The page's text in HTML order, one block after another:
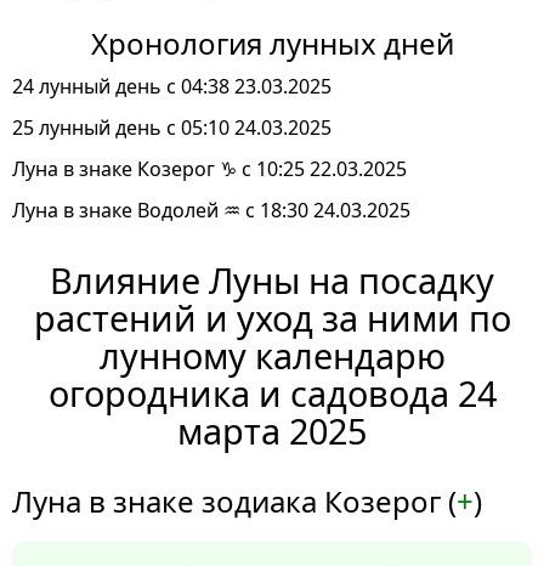
Хронология лунных дней
24 лунный день с 04:38 23.03.2025
25 лунный день с 05:10 24.03.2025
Луна в знаке Козерог ♑ с 10:25 22.03.2025
Луна в знаке Водолей ♒ с 18:30 24.03.2025
Влияние Луны на посадку
растений и уход за ними по
лунному календарю
огородника и садовода 24
марта 2025
Луна в знаке зодиака Козерог (+)